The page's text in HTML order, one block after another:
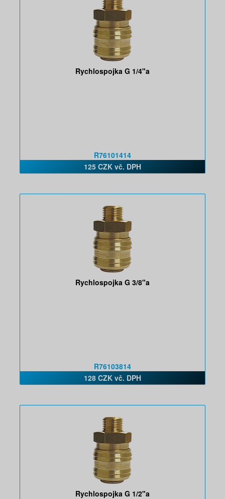
Rychlospojka G 1/4"a
R76101414
125 CZK vč. DPH
Rychlospojka G 3/8"a
R76103814
128 CZK vč. DPH
Rychlospojka G 1/2"a